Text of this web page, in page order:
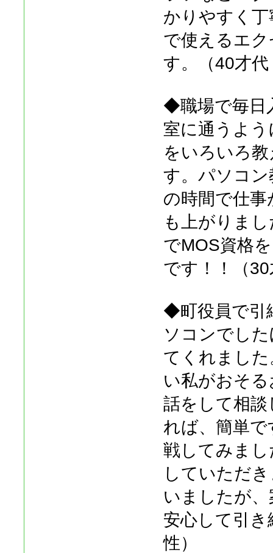
かりやすく
で使えるエ
す。（40才代
◆職場で毎日
室に通うよ
をいろいろ
す。パソコ
の時間で仕
も上がりま
でMOS資格
です！！（
◆町役員で引
ソコンでし
てくれまし
い私がおそ
話をして相
れば、簡単
戦してみま
していただ
いましたが
安心して引
性）